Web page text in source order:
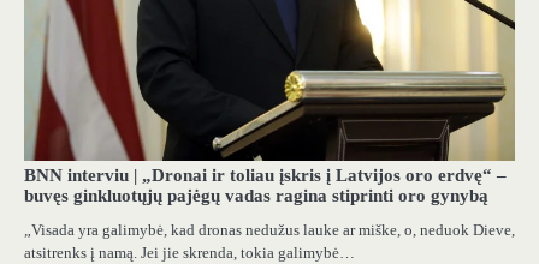
BNN interviu | „Dronai ir toliau įskris į Latvijos oro erdvę“ –
buvęs ginkluotųjų pajėgų vadas ragina stiprinti oro gynybą
„Visada yra galimybė, kad dronas nedužus lauke ar miške, o, neduok Dieve,
atsitrenks į namą. Jei jie skrenda, tokia galimybė…